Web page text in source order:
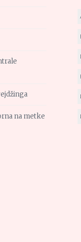
na metke